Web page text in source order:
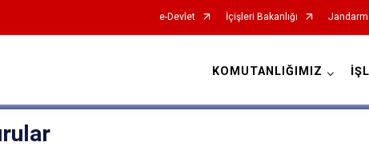
e-Devlet İçişleri Bakanlığı
KOMUTANLIĞIMIZ